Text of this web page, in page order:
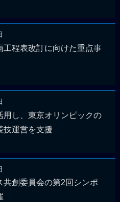
工程表改訂に向けた重点事
用し、東京オリンピックの
技運営を支援
共創委員会の第2回シンポ